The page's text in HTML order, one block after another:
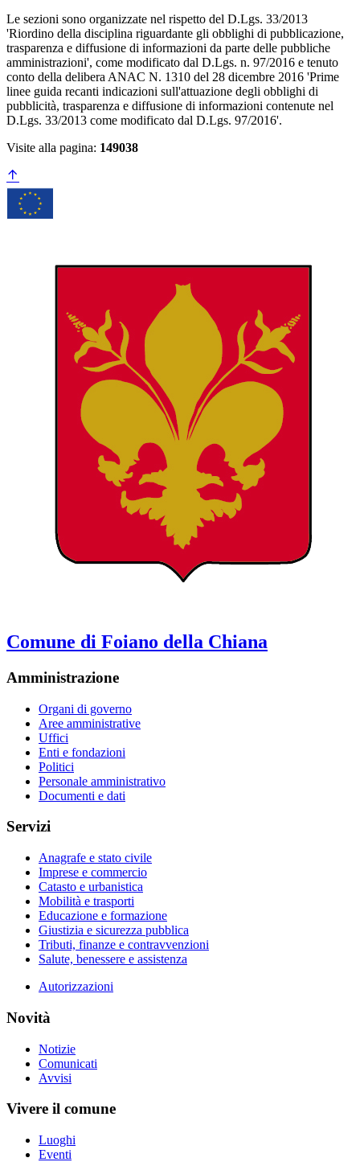
Le sezioni sono organizzate nel rispetto del D.Lgs. 33/2013
'Riordino della disciplina riguardante gli obblighi di pubblicazione,
trasparenza e diffusione di informazioni da parte delle pubbliche
amministrazioni', come modificato dal D.Lgs. n. 97/2016 e tenuto
conto della delibera ANAC N. 1310 del 28 dicembre 2016 'Prime
linee guida recanti indicazioni sull'attuazione degli obblighi di
pubblicità, trasparenza e diffusione di informazioni contenute nel
D.Lgs. 33/2013 come modificato dal D.Lgs. 97/2016'.
Visite alla pagina: 149038
Comune di Foiano della Chiana
Amministrazione
Organi di governo
Aree amministrative
Uffici
Enti e fondazioni
Politici
Personale amministrativo
Documenti e dati
Servizi
Anagrafe e stato civile
Imprese e commercio
Catasto e urbanistica
Mobilità e trasporti
Educazione e formazione
Giustizia e sicurezza pubblica
Tributi, finanze e contravvenzioni
Salute, benessere e assistenza
Autorizzazioni
Novità
Notizie
Comunicati
Avvisi
Vivere il comune
Luoghi
Eventi